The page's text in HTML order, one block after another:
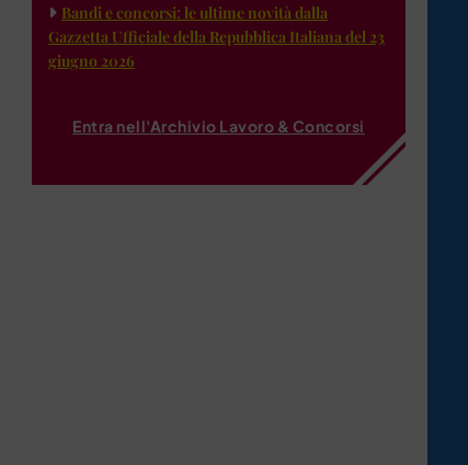
Bandi e concorsi: le ultime novità dalla
Gazzetta Ufficiale della Repubblica Italiana del 23
giugno 2026
Entra nell'Archivio Lavoro & Concorsi